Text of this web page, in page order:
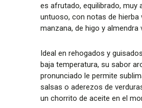
es afrutado, equilibrado, muy
untuoso, con notas de hierba
manzana, de higo y almendra
Ideal en rehogados y
baja temperatura, su sabor
pronunciado le permite
salsas o aderezos de
un chorrito de aceite en el